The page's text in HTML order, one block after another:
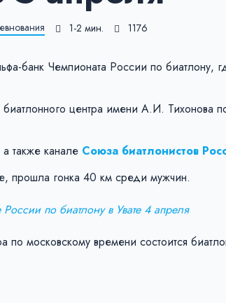
1-2 мин. 1176
банк Чемпионата России по биатлону,
центра имени А.И. Тихонова
а также канале Союза биатлонистов
прошла гонка 40 км среди мужчин.
по биатлону в Увате 4 апреля
московскому времени состоится